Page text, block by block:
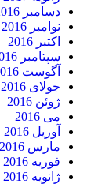
دسامبر 2016
نوامبر 2016
اکتبر 2016
سپتامبر 2016
آگوست 2016
جولای 2016
ژوئن 2016
می 2016
آوریل 2016
مارس 2016
فوریه 2016
ژانویه 2016